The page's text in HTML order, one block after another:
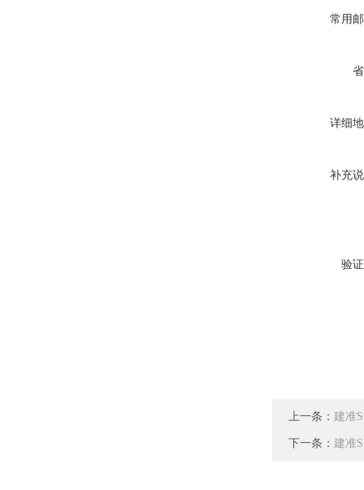
常用
详细
补充
验
上一条： 建准
下一条： 建准